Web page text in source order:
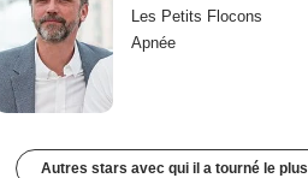
Les Petits Flocons
Apnée
Autres stars avec qui il a tourné le plus